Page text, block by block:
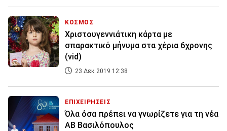
ΚΟΣΜΟΣ
Χριστουγεννιάτικη κάρτα με
σπαρακτικό μήνυμα στα χέρια 6χρονης
(vid)
23 Δεκ 2019 12:38
ΕΠΙΧΕΙΡΗΣΕΙΣ
Όλα όσα πρέπει να γνωρίζετε για τη νέα
ΑΒ Βασιλόπουλος